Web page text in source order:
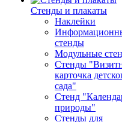
Стенды и плакаты
Наклейки
стенды
Модульные
Стенды
карточка
сада"
Стенд
природы"
Стенды для